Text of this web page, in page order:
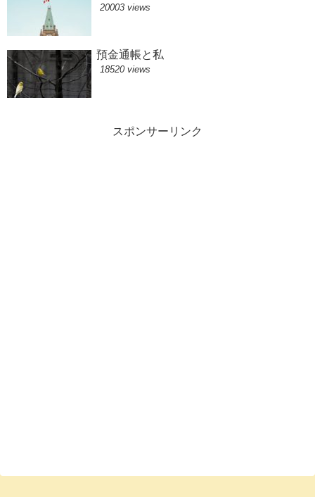
20003 views
預金通帳と私
18520 views
スポンサーリンク